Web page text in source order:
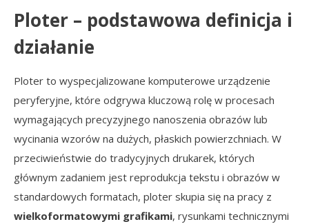
Ploter – podstawowa definicja i
działanie
Ploter to wyspecjalizowane komputerowe urządzenie
peryferyjne, które odgrywa kluczową rolę w procesach
wymagających precyzyjnego nanoszenia obrazów lub
wycinania wzorów na dużych, płaskich powierzchniach. W
przeciwieństwie do tradycyjnych drukarek, których
głównym zadaniem jest reprodukcja tekstu i obrazów w
standardowych formatach, ploter skupia się na pracy z
wielkoformatowymi grafikami, rysunkami technicznymi